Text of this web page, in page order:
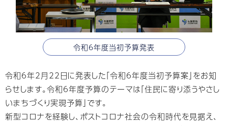
令和6年度当初予算発表
令和6年2月22日に発表した「令和6年度当初予算案」をお知
らせします。令和6年度予算のテーマは「住民に寄り添うやさし
いまちづくり実現予算」です。
新型コロナを経験し、ポストコロナ社会の令和時代を見据え、